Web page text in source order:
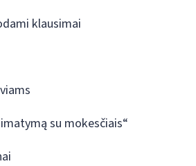
klausimai
su mokesčiais“